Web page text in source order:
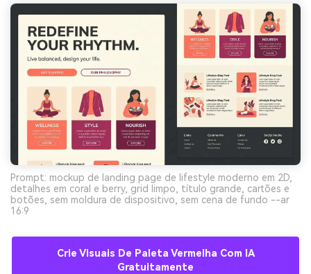
Prompt: mockup de landing page de lifestyle moderno em 2D,
detalhes em coral e berry, grid limpo, título grande, cartões e
botões, sem moldura de dispositivo, sem cena de fundo --ar
16:9
Crie Visuais De Paleta Vermelha Com IA
Gratuitamente